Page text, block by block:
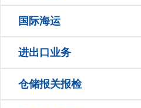
国际海运
进出口业务
仓储报关报检